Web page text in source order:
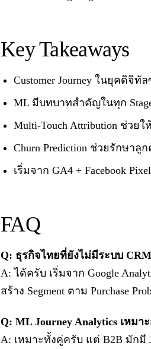
Key Takeaways
Customer Journey ในยุคดิจิ
ML มีบทบาทสำคัญในทุก Stage
Multi-Touch Attribution ช่วย
Churn Prediction ช่วยรักษา
เริ่มจาก GA4 + Facebook
FAQ
Q: ธุรกิจไทยที่ยังไม่มีระบบ
A: ได้ครับ เริ่มจาก Google
สร้าง Segment ตาม Purchase
Q: ML Journey Analytics เหมา
A: เหมาะทั้งคู่ครับ แต่ B2B มักมี